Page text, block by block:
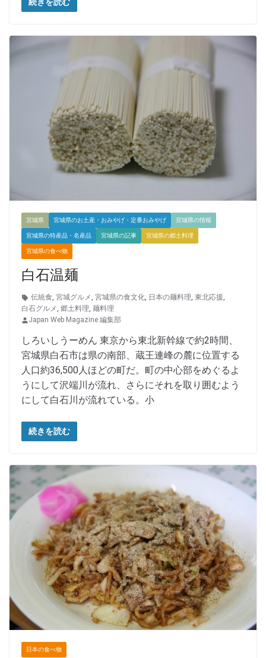
宮城県 宮城県のお土産・おみやげ・定番おみやげ 宮城県の情報
宮城県の特産品・名産品 宮城県の記事 宮城県の郷土料理
宮城県の食べ物
白石温麺
伝統食, 宮城グルメ, 宮城県の食文化, 日本の麺料理, 東北応援,
白石グルメ, 郷土料理, 麺料理
Japan Web Magazine 編集部
しろいしうーめん 東京から東北新幹線で約2時間、
宮城県白石市は県の南部、蔵王連峰の麓に位置する
人口約36,500人ほどの町だ。町の中心部をめぐるよ
うにして沢端川が流れ、さらにそれを取り囲むよう
にして白石川が流れている。小
続きを読む
日本の食べ物